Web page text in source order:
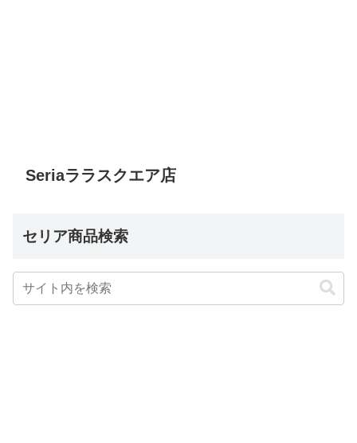
Seriaララスクエア店
セリア商品検索